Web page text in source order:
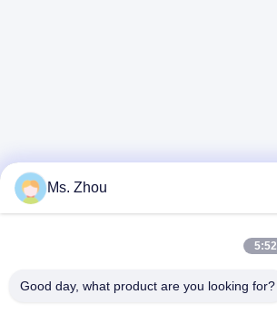
Ms. Zhou
Good day, what product are you looking for?